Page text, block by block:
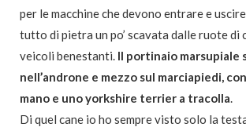
per le macchine che devono entrare e
tutto di pietra un po’ scavata dalle ruote di
veicoli benestanti. Il portinaio marsupiale
nell’androne e mezzo sul marciapiedi,
mano e uno yorkshire terrier a tracolla.
Di quel cane io ho sempre visto solo la